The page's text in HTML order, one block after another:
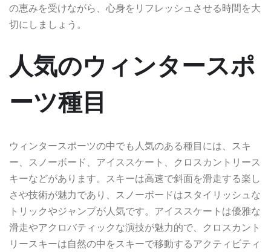
の恵みを受けながら、心身をリフレッシュさせる時間を大
切にしましょう。
人気のウィンタースポ
ーツ種目
ウィンタースポーツの中でも人気のある種目には、スキ
ー、スノーボード、アイススケート、クロスカントリース
キーなどがあります。スキーは高速で斜面を滑走する楽し
さや技術が魅力であり、スノーボードはスタイリッシュな
トリックやジャンプが人気です。アイススケートは優雅な
滑走やアクロバティックな演技が魅力的で、クロスカント
リースキーは自然の中をスキーで移動するアクティビティ